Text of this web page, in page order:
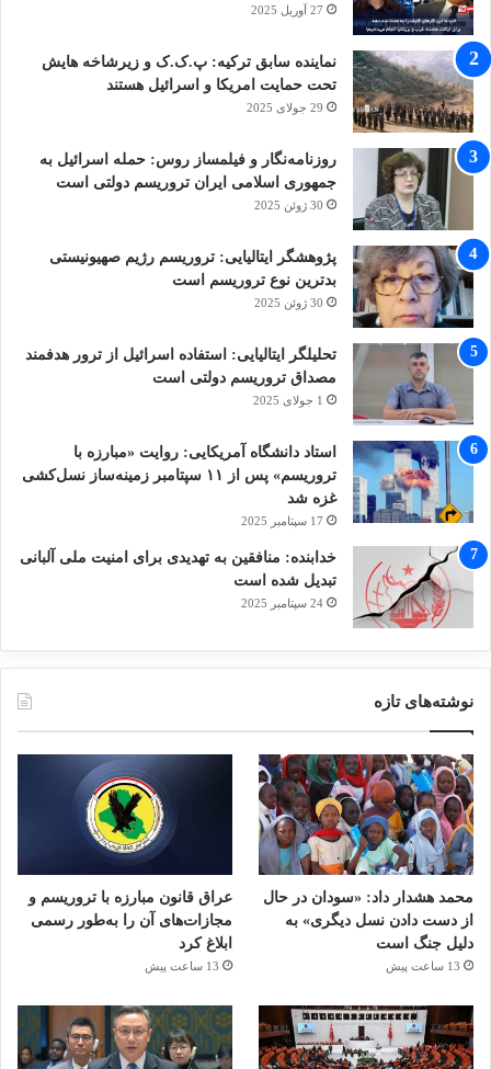
27 آوریل 2025
نماینده سابق ترکیه: پ.ک.ک و زیرشاخه هایش
تحت حمایت امریکا و اسرائیل هستند
29 جولای 2025
روزنامه‌نگار و فیلمساز روس: حمله اسرائیل به
جمهوری اسلامی ایران تروریسم دولتی است
30 ژوئن 2025
پژوهشگر ایتالیایی: تروریسم رژیم صهیونیستی
بدترین نوع تروریسم است
30 ژوئن 2025
تحلیلگر ایتالیایی: استفاده اسرائیل از ترور هدفمند
مصداق تروریسم دولتی است
1 جولای 2025
استاد دانشگاه آمریکایی: روایت «مبارزه با
تروریسم» پس از ۱۱ سپتامبر زمینه‌ساز نسل‌کشی
غزه شد
17 سپتامبر 2025
خدابنده: منافقین به تهدیدی برای امنیت ملی آلبانی
تبدیل شده است
24 سپتامبر 2025
نوشته‌های تازه
محمد هشدار داد: «سودان در حال
از دست دادن نسل دیگری» به
دلیل جنگ است
13 ساعت پیش
عراق قانون مبارزه با تروریسم و
مجازات‌های آن را به‌طور رسمی
ابلاغ کرد
13 ساعت پیش